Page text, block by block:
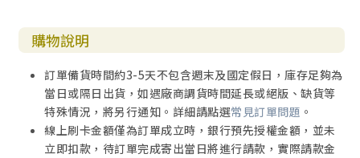
購物說明
訂單備貨時間約3-5天不包含週末及國定假日，庫存足夠為
當日或隔日出貨，如遇廠商調貨時間延長或絕版、缺貨等
特殊情況，將另行通知。詳細請點選常見訂單問題 。
線上刷卡金額僅為訂單成立時，銀行預先授權金額，並未
立即扣款，待訂單完成寄出當日將進行請款，實際請款金